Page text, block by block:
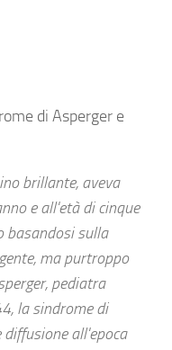
di Asperger e
brillante, aveva
e all'età di cinque
basandosi sulla
ma purtroppo
pediatra
la sindrome di
diffusione all'epoca